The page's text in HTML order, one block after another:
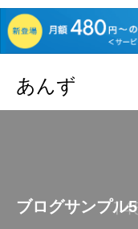
あんず
ブログサンプル5